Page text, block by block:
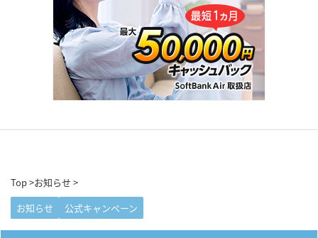
Top>お知らせ >
お知らせ
公式キャンペーン